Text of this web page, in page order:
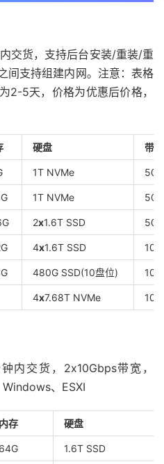
交货，支持后台安装/重装/重
间支持组建内网。注意：表格
2-5天，价格为优惠后价格，
硬盘 带
1T NVMe
1T NVMe
2x1.6T SSD
4x1.6T SSD
480G SSD(10盘位)
4x7.68T NVMe
内交货，2x10Gbps带宽，
、ESXI
内存 硬盘
64G 1.6T SSD